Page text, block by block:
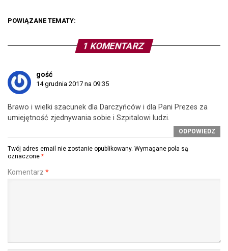
POWIĄZANE TEMATY:
1 KOMENTARZ
gość
14 grudnia 2017 na 09:35
Brawo i wielki szacunek dla Darczyńców i dla Pani Prezes za
umiejętność zjednywania sobie i Szpitalowi ludzi.
ODPOWIEDZ
Twój adres email nie zostanie opublikowany. Wymagane pola są
oznaczone *
Komentarz *